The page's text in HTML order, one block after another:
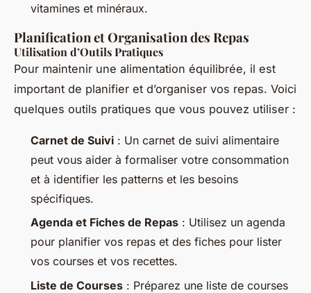
vitamines et minéraux.
Planification et Organisation des Repas
Utilisation d’Outils Pratiques
Pour maintenir une alimentation équilibrée, il est
important de planifier et d’organiser vos repas. Voici
quelques outils pratiques que vous pouvez utiliser :
Carnet de Suivi : Un carnet de suivi alimentaire
peut vous aider à formaliser votre consommation
et à identifier les patterns et les besoins
spécifiques.
Agenda et Fiches de Repas : Utilisez un agenda
pour planifier vos repas et des fiches pour lister
vos courses et vos recettes.
Liste de Courses : Préparez une liste de courses